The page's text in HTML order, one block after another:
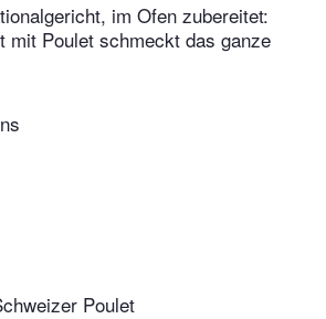
im Ofen zubereitet:
mit Poulet schmeckt das ganze
Poulet